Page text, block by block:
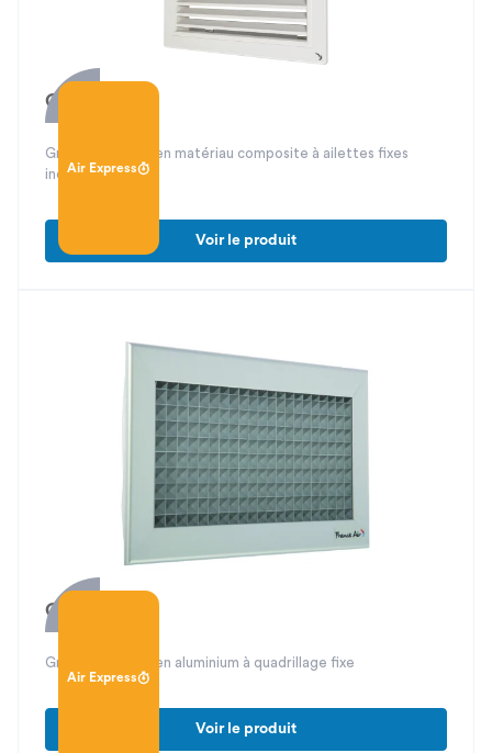
Air Express
GPV 81
Grille de reprise en matériau composite à ailettes fixes
inclinées
Voir le produit
Air Express
GAC 88
Grille de reprise en aluminium à quadrillage fixe
Voir le produit